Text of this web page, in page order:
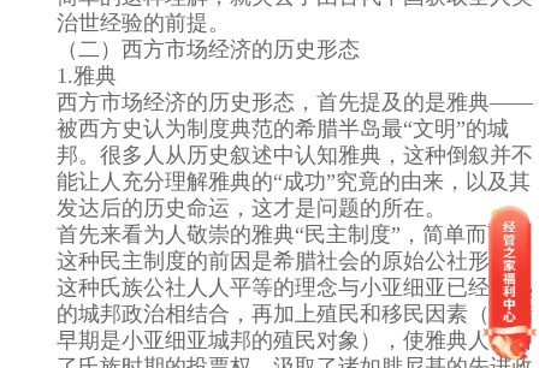
治世经验的前提。
（二）西方市场经济的历史形态
1.雅典
西方市场经济的历史形态，首先提及的是雅典——
被西方史认为制度典范的希腊半岛最“文明”的城
邦。很多人从历史叙述中认知雅典，这种倒叙并不
能让人充分理解雅典的“成功”究竟的由来，以及其
发达后的历史命运，这才是问题的所在。
首先来看为人敬崇的雅典“民主制度”，简单而言，
这种民主制度的前因是希腊社会的原始公社形态。
这种氏族公社人人平等的理念与小亚细亚已经成熟
的城邦政治相结合，再加上殖民和移民因素（希腊
早期是小亚细亚城邦的殖民对象），使雅典人保留